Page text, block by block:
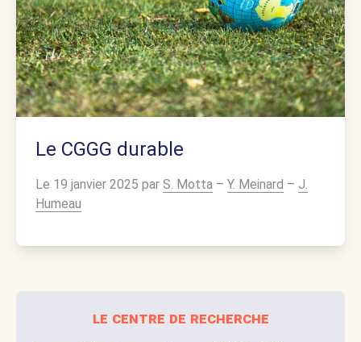
Le CGGG durable
Le 19 janvier 2025 par S. Motta – Y. Meinard – J.
Humeau
le centre de recherche